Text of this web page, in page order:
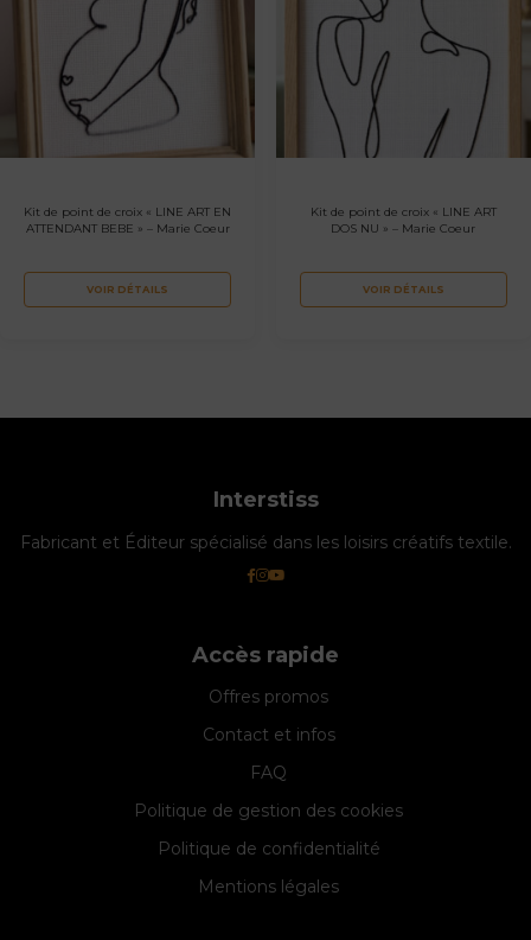
Kit de point de croix « LINE ART EN
ATTENDANT BEBE » – Marie Coeur
VOIR DÉTAILS
Kit de point de croix « LINE ART
DOS NU » – Marie Coeur
VOIR DÉTAILS
Interstiss
Fabricant et Éditeur spécialisé dans les loisirs créatifs textile.
Accès rapide
Offres promos
Contact et infos
FAQ
Politique de gestion des cookies
Politique de confidentialité
Mentions légales